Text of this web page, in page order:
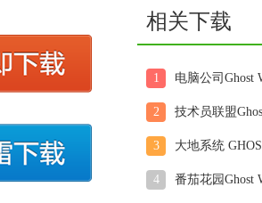
相关下载
1
2
3 大地系统
4